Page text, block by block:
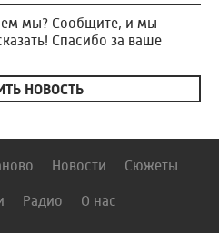
мы? Сообщите, и мы
Спасибо за ваше
НОВОСТЬ
Новости Сюжеты
Радио О нас